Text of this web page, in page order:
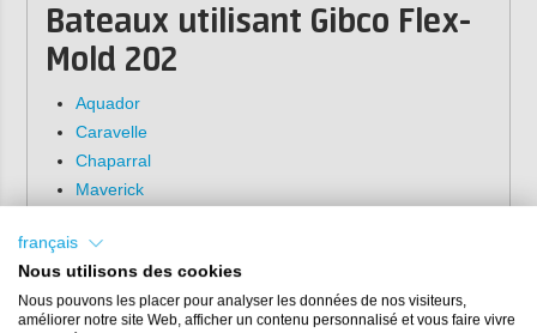
Bateaux utilisant Gibco Flex-
Mold 202
Aquador
Caravelle
Chaparral
Maverick
Ocean Catamaran
Pacific Seacraft
Smoker Craft
français
Nous utilisons des cookies
Nous pouvons les placer pour analyser les données de nos visiteurs,
améliorer notre site Web, afficher un contenu personnalisé et vous faire vivre